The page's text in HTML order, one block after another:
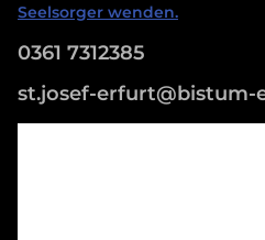
Seelsorger wenden.
0361 7312385
st.josef-erfurt@bistum-